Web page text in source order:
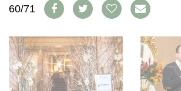
AVANTAGES
VINOPHILES
CONCOURS DE VIN
CONCOURS
AVANTAGES
GUIDE MILLÉSIMES
ABONNER
60/71